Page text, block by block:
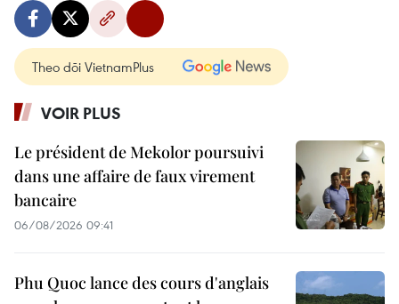
Theo dõi VietnamPlus
VOIR PLUS
Le président de Mekolor poursuivi
dans une affaire de faux virement
bancaire
06/08/2026 09:41
Phu Quoc lance des cours d'anglais